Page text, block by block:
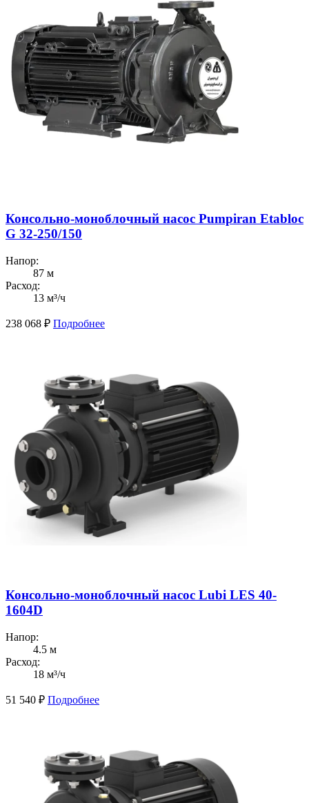
Консольно-моноблочный насос Pumpiran Etabloc
G 32-250/150
Напор:
87 м
Расход:
13 м³/ч
238 068 ₽ Подробнее
Консольно-моноблочный насос Lubi LES 40-
1604D
Напор:
4.5 м
Расход:
18 м³/ч
51 540 ₽ Подробнее